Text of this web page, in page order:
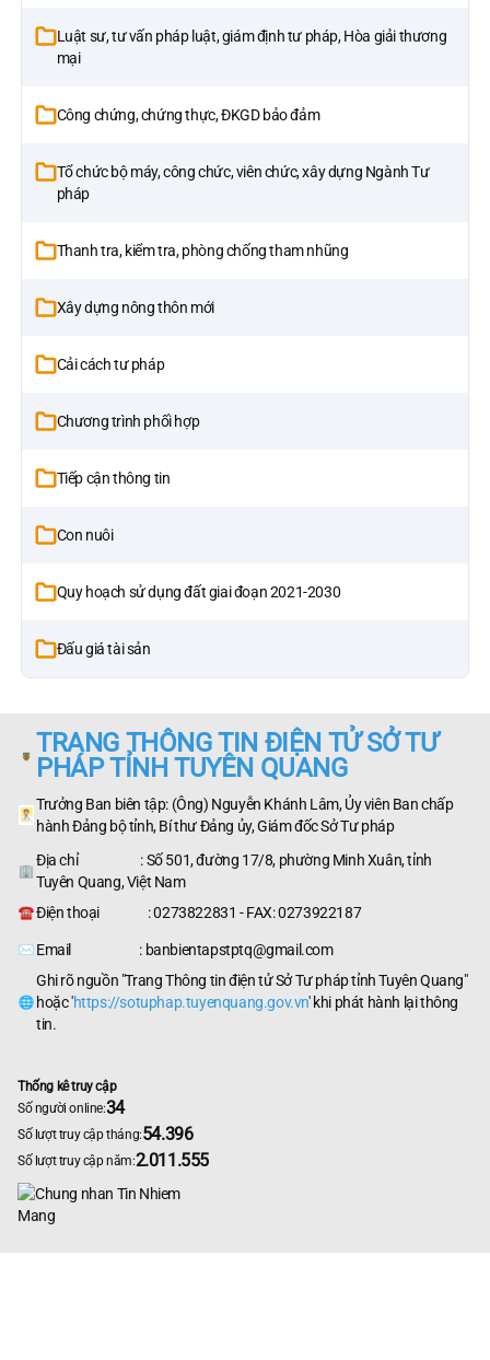
Luật sư, tư vấn pháp luật, giám định tư pháp, Hòa giải thương
mại
Công chứng, chứng thực, ĐKGD bảo đảm
Tổ chức bộ máy, công chức, viên chức, xây dựng Ngành Tư
pháp
Thanh tra, kiểm tra, phòng chống tham nhũng
Xây dựng nông thôn mới
Cải cách tư pháp
Chương trình phối hợp
Tiếp cận thông tin
Con nuôi
Quy hoạch sử dụng đất giai đoạn 2021-2030
Đấu giá tài sản
TRANG THÔNG TIN ĐIỆN TỬ SỞ TƯ
PHÁP TỈNH TUYÊN QUANG
Trưởng Ban biên tập: (Ông) Nguyễn Khánh Lâm, Ủy viên Ban chấp
hành Đảng bộ tỉnh, Bí thư Đảng ủy, Giám đốc Sở Tư pháp
Địa chỉ : Số 501, đường 17/8, phường Minh Xuân, tỉnh
Tuyên Quang, Việt Nam
Điện thoại : 0273822831 - FAX: 0273922187
Email : banbientapstptq@gmail.com
Ghi rõ nguồn "Trang Thông tin điện tử Sở Tư pháp tỉnh Tuyên Quang"
hoặc 'https://sotuphap.tuyenquang.gov.vn' khi phát hành lại thông
tin.
Thống kê truy cập
Số người online:34
Số lượt truy cập tháng:54.396
Số lượt truy cập năm:2.011.555